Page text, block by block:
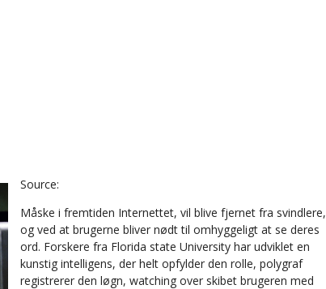
Source:
Måske i fremtiden Internettet, vil blive fjernet fra svindlere,
og ved at brugerne bliver nødt til omhyggeligt at se deres
ord. Forskere fra Florida state University har udviklet en
kunstig intelligens, der helt opfylder den rolle, polygraf
registrerer den løgn, watching over skibet brugeren med